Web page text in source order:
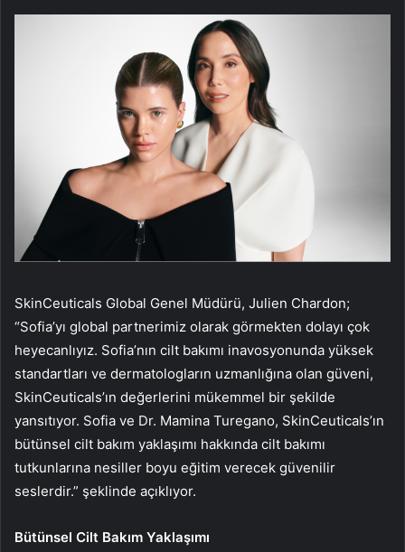
SkinCeuticals Global Genel Müdürü, Julien Chardon;
“Sofia’yı global partnerimiz olarak görmekten dolayı çok
heyecanlıyız. Sofia’nın cilt bakımı inavosyonunda yüksek
standartları ve dermatologların uzmanlığına olan güveni,
SkinCeuticals’ın değerlerini mükemmel bir şekilde
yansıtıyor. Sofia ve Dr. Mamina Turegano, SkinCeuticals’ın
bütünsel cilt bakım yaklaşımı hakkında cilt bakımı
tutkunlarına nesiller boyu eğitim verecek güvenilir
seslerdir.” şeklinde açıklıyor.
Bütünsel Cilt Bakım Yaklaşımı